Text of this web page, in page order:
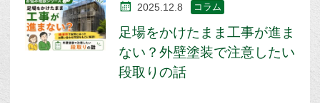
2025.12.8 コラム
足場をかけたまま工事が進ま
ない？外壁塗装で注意したい
段取りの話